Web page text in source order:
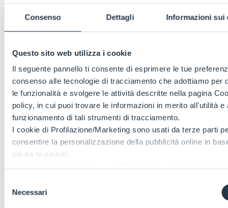
Consenso Dettagli Informazioni sui
Questo sito web utilizza i cookie
Il seguente pannello ti consente di esprimere le tue
consenso alle tecnologie di tracciamento che adottiamo per
le funzionalità e svolgere le attività descritte nella pagina
policy, in cui puoi trovare le informazioni in merito all'utilità e
funzionamento di tali strumenti di tracciamento.
I cookie di Profilazione/Marketing sono usati da terze parti
consentire la personalizzazione della pubblicità online in
siti da te visitati.
delNecessari